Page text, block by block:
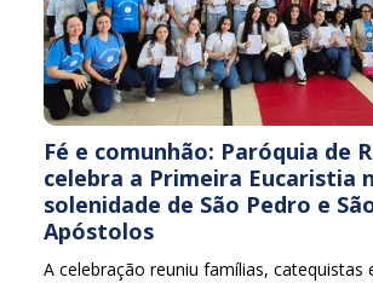
Fé e comunhão: Paróquia de
celebra a Primeira Eucaristia
solenidade de São Pedro e
Apóstolos
A celebração reuniu famílias, catequistas